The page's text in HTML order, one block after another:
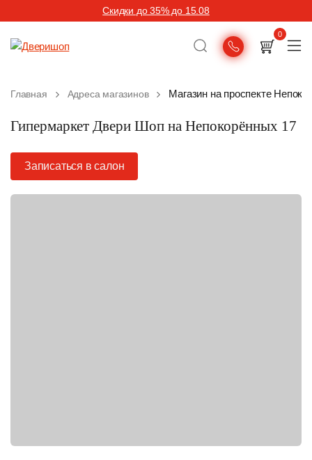
Скидки до 35% до 15.08
0
Главная Адреса магазинов Магазин на проспекте
Гипермаркет Двери Шоп на Непокорённых 17
Записаться в салон